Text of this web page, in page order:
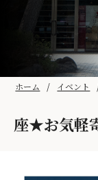
ホーム イベント
座★お気軽